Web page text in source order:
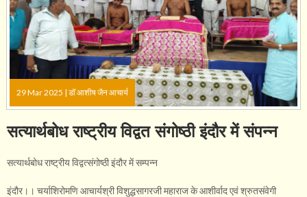
29 Mar 2025 | डॉ आशीष जैन आचार्य
सत्यार्थबोध राष्ट्रीय विद्वत संगोष्ठी इंदौर में संपन्न
सत्यार्थबोध राष्ट्रीय विद्वत्संगोष्ठी इंदौर में सम्पन्न
इंदौर।। चर्याशिरोमणि आचार्यश्री विशुद्धसागरजी महाराज के आशीर्वाद एवं श्रुतसंवेगी